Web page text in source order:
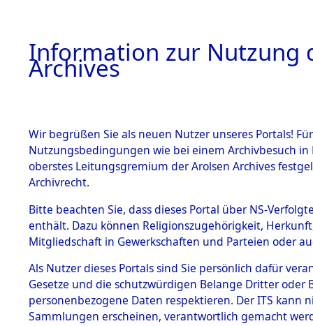
BESTÄNDE
1.
mente
5. Verschiedenes
5.3
Todesmärsche
Information zur Nutzung
Archives
Wir begrüßen Sie als neuen Nutzer unseres Portals!
Nutzungsbedingungen wie bei einem Archivbesuch
oberstes Leitungsgremium der Arolsen Archives
Archivrecht.
Bitte beachten Sie, dass dieses Portal über NS-
enthält. Dazu können Religionszugehörigkeit,
Mitgliedschaft in Gewerkschaften und Parteien oder
Als Nutzer dieses Portals sind Sie persönlich dafür
Gesetze und die schutzwürdigen Belange Dritter
personenbezogene Daten respektieren. Der ITS
Sammlungen erscheinen, verantwortlich gemacht